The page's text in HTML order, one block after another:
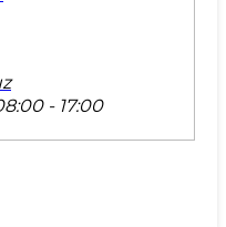
- 17:00